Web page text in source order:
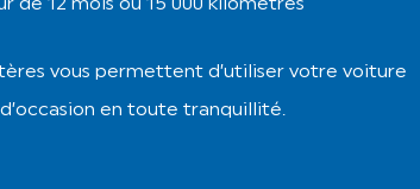
de 12 mois ou 15 000 kilomètres
vous permettent d’utiliser votre voiture
en toute tranquillité.